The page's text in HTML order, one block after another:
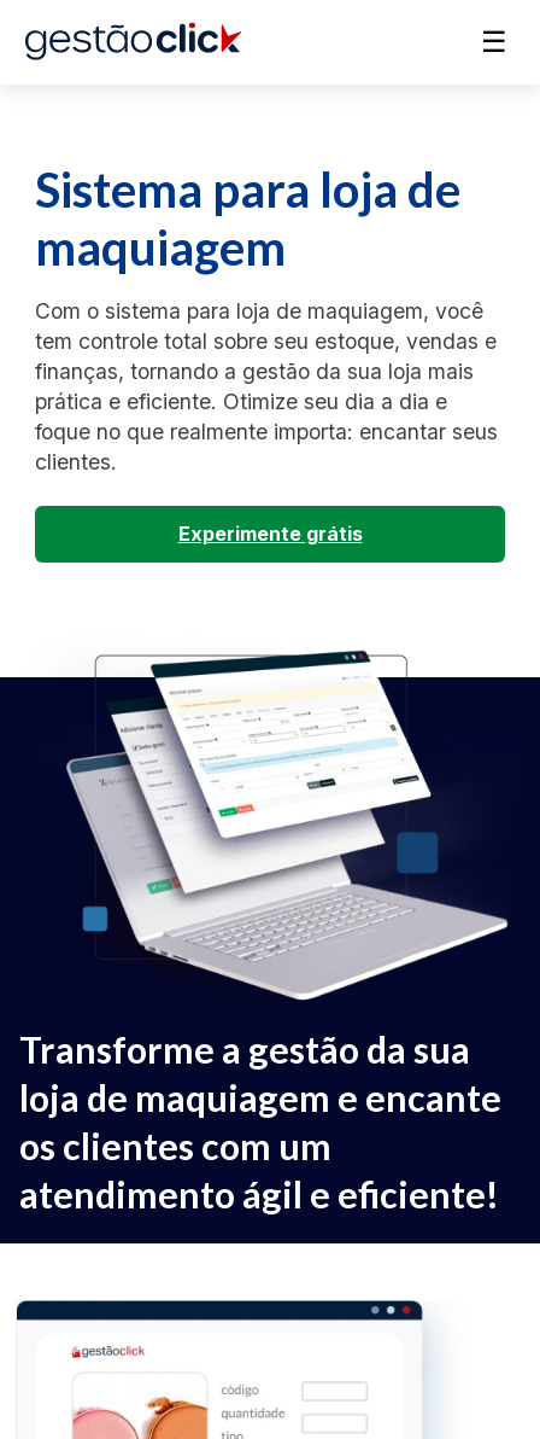
☰
Sistema para loja de
maquiagem
Com o sistema para loja de maquiagem, você
tem controle total sobre seu estoque, vendas e
finanças, tornando a gestão da sua loja mais
prática e eficiente. Otimize seu dia a dia e
foque no que realmente importa: encantar seus
clientes.
Experimente grátis
Transforme a gestão da sua
loja de maquiagem e encante
os clientes com um
atendimento ágil e eficiente!